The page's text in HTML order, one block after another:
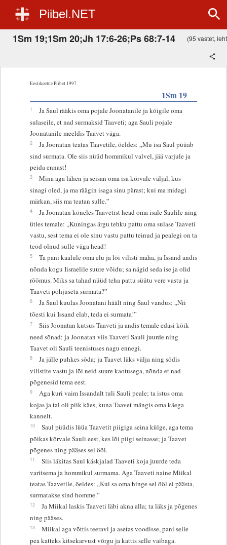
Piibel.NET
1Sm 19;1Sm 20;Jh 17:6-26;Ps 68:7-14 (95 vastet,
Eestikeelne Piibel 1997
1Sm 19
1
Ja Saul rääkis oma pojale Joonatanile ja kõigile oma
sulaseile, et nad surmaksid Taaveti; aga Sauli pojale
Joonatanile meeldis Taavet väga.
2
Ja Joonatan teatas Taavetile, öeldes: „Mu isa Saul püüab
sind surmata. Ole siis nüüd hommikul valvel, jää varjule ja
peida ennast!
3
Mina aga lähen ja seisan oma isa kõrvale väljal, kus
sinagi oled, ja ma räägin isaga sinu pärast; kui ma midagi
märkan, siis ma teatan sulle.”
4
Ja Joonatan kõneles Taavetist head oma isale Saulile ning
ütles temale: „Kuningas ärgu tehku pattu oma sulase Taaveti
vastu, sest tema ei ole sinu vastu pattu teinud ja pealegi on ta
teod olnud sulle väga head!
5
Ta pani kaalule oma elu ja lõi vilisti maha, ja Issand andis
nõnda kogu Iisraelile suure võidu; sa nägid seda ise ja olid
rõõmus. Miks sa tahad nüüd teha pattu süütu vere vastu ja
Taaveti põhjuseta surmata?”
6
Ja Saul kuulas Joonatani häält ning Saul vandus: „Nii
tõesti kui Issand elab, teda ei surmata!”
7
Siis Joonatan kutsus Taaveti ja andis temale edasi kõik
need sõnad; ja Joonatan viis Taaveti Sauli juurde ning
Taavet oli Sauli teenistuses nagu ennegi.
8
Ja jälle puhkes sõda; ja Taavet läks välja ning sõdis
vilistite vastu ja lõi neid suure kaotusega, nõnda et nad
põgenesid tema eest.
9
Aga kuri vaim Issandalt tuli Sauli peale; ta istus oma
kojas ja tal oli piik käes, kuna Taavet mängis oma käega
kannelt.
10
Saul püüdis lüüa Taavetit piigiga seina külge, aga tema
põikas kõrvale Sauli eest, kes lõi piigi seinasse; ja Taavet
põgenes ning pääses sel ööl.
11
Siis läkitas Saul käskjalad Taaveti koja juurde teda
varitsema ja hommikul surmama. Aga Taaveti naine Miikal
teatas Taavetile, öeldes: „Kui sa oma hinge sel ööl ei päästa,
surmatakse sind homme.”
12
Ja Miikal laskis Taaveti läbi akna alla; ta läks ja põgenes
ning pääses.
13
Miikal aga võttis teeravi ja asetas voodisse, pani selle
pea katteks kitsekarvust võrgu ja kattis selle vaibaga.